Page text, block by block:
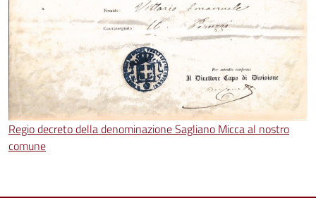
Regio decreto della denominazione Sagliano Micca al nostro
comune